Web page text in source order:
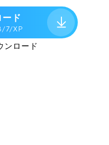
ド
7/XP
ンロード